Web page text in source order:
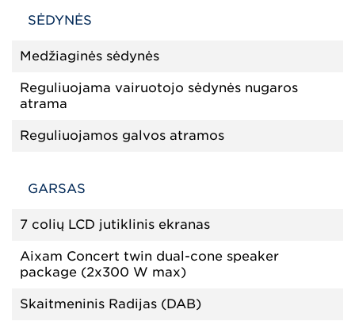
SĖDYNĖS
Medžiaginės sėdynės
Reguliuojama vairuotojo sėdynės nugaros
atrama
Reguliuojamos galvos atramos
GARSAS
7 colių LCD jutiklinis ekranas
Aixam Concert twin dual-cone speaker
package (2x300 W max)
Skaitmeninis Radijas (DAB)